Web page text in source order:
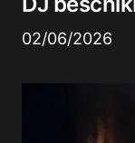
02/06/2026